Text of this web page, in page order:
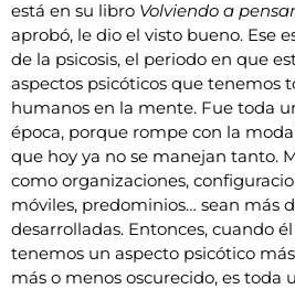
está en su libro Volviendo a pensar
aprobó, le dio el visto bueno. Ese
de la psicosis, el periodo en que
aspectos psicóticos que tenemos
humanos en la mente. Fue toda
época, porque rompe con la
que hoy ya no se manejan tanto.
como organizaciones,
móviles, predominios… sean más
desarrolladas. Entonces, cuando
tenemos un aspecto psicótico
más o menos oscurecido, es toda